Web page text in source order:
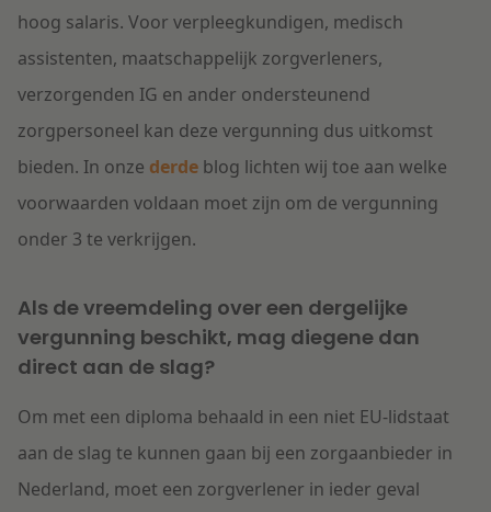
hoog salaris. Voor verpleegkundigen, medisch
assistenten, maatschappelijk zorgverleners,
verzorgenden IG en ander ondersteunend
zorgpersoneel kan deze vergunning dus uitkomst
bieden. In onze derde blog lichten wij toe aan welke
voorwaarden voldaan moet zijn om de vergunning
onder 3 te verkrijgen.
Als de vreemdeling over een dergelijke
vergunning beschikt, mag diegene dan
direct aan de slag?
Om met een diploma behaald in een niet EU-lidstaat
aan de slag te kunnen gaan bij een zorgaanbieder in
Nederland, moet een zorgverlener in ieder geval